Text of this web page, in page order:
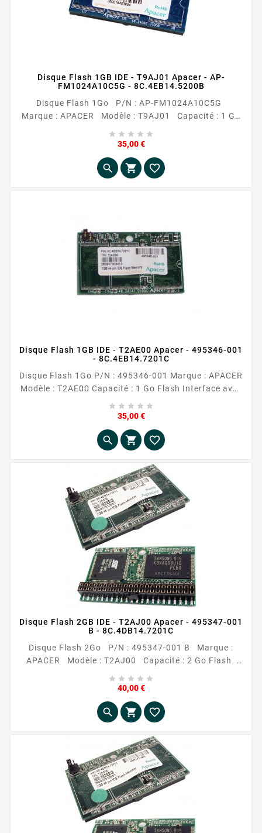
Disque Flash 1GB IDE - T9AJ01 Apacer - AP-
FM1024A10C5G - 8C.4EB14.5200B
Disque Flash 1Go P/N : AP-FM1024A10C5G
Marque : APACER Modèle : T9AJ01 Capacité : 1 Go
Occasion reconditionnée
    
35,00 €Prix
  
Disque Flash 1GB IDE - T2AE00 Apacer - 495346-001
- 8C.4EB14.7201C
Disque Flash 1Go P/N : 495346-001 Marque : APACER
Modèle : T2AE00 Capacité : 1 Go Flash Interface avec
l'ordinateur : 44 pin IDE Occasion reconditionnée
    
35,00 €Prix
  
Disque Flash 2GB IDE - T2AJ00 Apacer - 495347-001
B - 8C.4DB14.7201C
Disque Flash 2Go P/N : 495347-001 B Marque :
APACER Modèle : T2AJ00 Capacité : 2 Go Flash
reconditionnée
    
40,00 €Prix
  